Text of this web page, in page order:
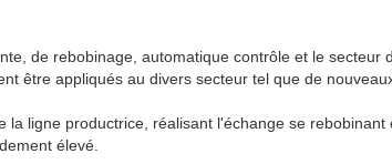
de rebobinage, automatique contrôle et le
être appliqués au divers secteur tel que de
la ligne productrice, réalisant l'échange se
élevé.